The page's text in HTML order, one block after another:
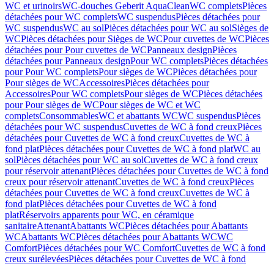
WC et urinoirsWC-douches Geberit AquaCleanWC completsPièces
détachées pour WC completsWC suspendusPièces détachées pour
WC suspendusWC au solPièces détachées pour WC au solSièges de
WCPièces détachées pour Sièges de WCPour cuvettes de WCPièces
détachées pour Pour cuvettes de WCPanneaux designPièces
détachées pour Panneaux designPour WC completsPièces détachées
pour Pour WC completsPour sièges de WCPièces détachées pour
Pour sièges de WCAccessoiresPièces détachées pour
AccessoiresPour WC completsPour sièges de WCPièces détachées
pour Pour sièges de WCPour sièges de WC et WC
completsConsommablesWC et abattants WCWC suspendusPièces
détachées pour WC suspendusCuvettes de WC à fond creuxPièces
détachées pour Cuvettes de WC à fond creuxCuvettes de WC à
fond platPièces détachées pour Cuvettes de WC à fond platWC au
solPièces détachées pour WC au solCuvettes de WC à fond creux
pour réservoir attenantPièces détachées pour Cuvettes de WC à fond
creux pour réservoir attenantCuvettes de WC à fond creuxPièces
détachées pour Cuvettes de WC à fond creuxCuvettes de WC à
fond platPièces détachées pour Cuvettes de WC à fond
platRéservoirs apparents pour WC, en céramique
sanitaireAttenantAbattants WCPièces détachées pour Abattants
WCAbattants WCPièces détachées pour Abattants WCWC
ComfortPièces détachées pour WC ComfortCuvettes de WC à fond
creux surélevéesPièces détachées pour Cuvettes de WC à fond